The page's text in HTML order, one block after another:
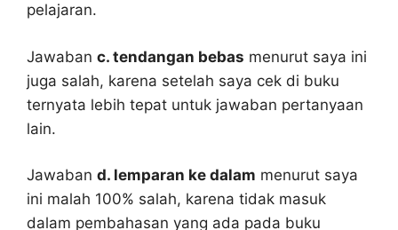
pelajaran.
Jawaban c. tendangan bebas menurut saya ini
juga salah, karena setelah saya cek di buku
ternyata lebih tepat untuk jawaban pertanyaan
lain.
Jawaban d. lemparan ke dalam menurut saya
ini malah 100% salah, karena tidak masuk
dalam pembahasan yang ada pada buku